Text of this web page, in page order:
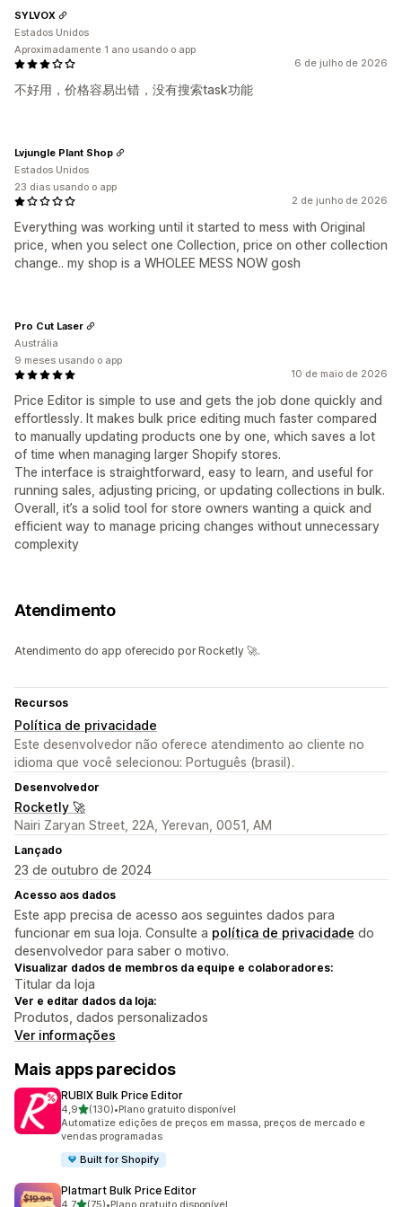
6 de julho de 2026
不好用，价格容易出错，没有搜索task功能
SYLVOX
Estados Unidos
Aproximadamente 1 ano usando o app
2 de junho de 2026
Everything was working until it started to mess with Original
price, when you select one Collection, price on other collection
change.. my shop is a WHOLEE MESS NOW gosh
Lvjungle Plant Shop
Estados Unidos
23 dias usando o app
10 de maio de 2026
Price Editor is simple to use and gets the job done quickly and
effortlessly. It makes bulk price editing much faster compared
to manually updating products one by one, which saves a lot
of time when managing larger Shopify stores.
The interface is straightforward, easy to learn, and useful for
running sales, adjusting pricing, or updating collections in bulk.
Overall, it’s a solid tool for store owners wanting a quick and
efficient way to manage pricing changes without unnecessary
complexity
Pro Cut Laser
Austrália
9 meses usando o app
Atendimento
Atendimento do app oferecido por Rocketly 🚀.
Recursos
Política de privacidade
Este desenvolvedor não oferece atendimento ao cliente no
idioma que você selecionou: Português (brasil).
Desenvolvedor
Rocketly 🚀
Nairi Zaryan Street, 22A, Yerevan, 0051, AM
Lançado
23 de outubro de 2024
Acesso aos dados
Este app precisa de acesso aos seguintes dados para
funcionar em sua loja. Consulte a política de privacidade do
desenvolvedor para saber o motivo.
Visualizar dados de membros da equipe e colaboradores:
Titular da loja
Ver e editar dados da loja:
Produtos, dados personalizados
Ver informações
Mais apps parecidos
RUBIX Bulk Price Editor
4,9de 5 estrelas
(130)
130 avaliações ao todo
•Plano gratuito disponível
Automatize edições de preços em massa, preços de mercado e
vendas programadas
Built for Shopify
Platmart Bulk Price Editor
de 5 estrelas